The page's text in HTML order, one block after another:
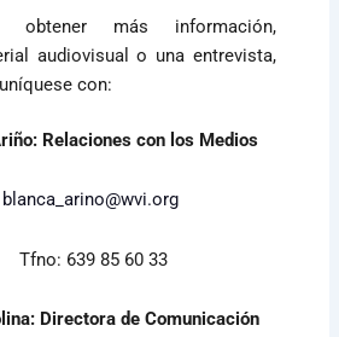
obtener más información,
audiovisual o una entrevista,
con:
Relaciones con los Medios
blanca_arino@wvi.org
Tfno: 639 85 60 33
Directora de Comunicación